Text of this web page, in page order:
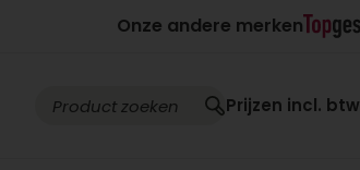
Onze andere merken
Prijzen incl. btw